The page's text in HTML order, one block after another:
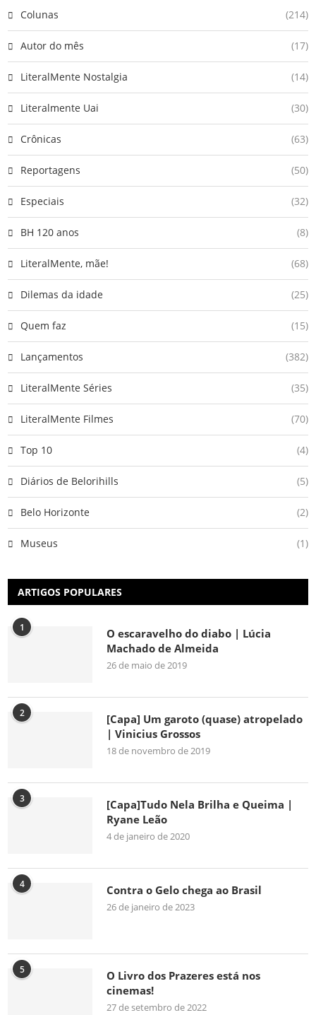
Colunas (214)
Autor do mês (17)
LiteralMente Nostalgia (14)
Literalmente Uai (30)
Crônicas (63)
Reportagens (50)
Especiais (32)
BH 120 anos (8)
LiteralMente, mãe! (68)
Dilemas da idade (25)
Quem faz (15)
Lançamentos (382)
LiteralMente Séries (35)
LiteralMente Filmes (70)
Top 10 (4)
Diários de Belorihills (5)
Belo Horizonte (2)
Museus (1)
ARTIGOS POPULARES
1
O escaravelho do diabo | Lúcia
Machado de Almeida
26 de maio de 2019
2
[Capa] Um garoto (quase) atropelado
| Vinicius Grossos
18 de novembro de 2019
3
[Capa]Tudo Nela Brilha e Queima |
Ryane Leão
4 de janeiro de 2020
4 Contra o Gelo chega ao Brasil
26 de janeiro de 2023
5
O Livro dos Prazeres está nos
cinemas!
27 de setembro de 2022